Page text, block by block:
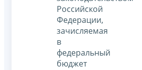
Российской
Федерации,
зачисляемая
в
федеральный
бюджет